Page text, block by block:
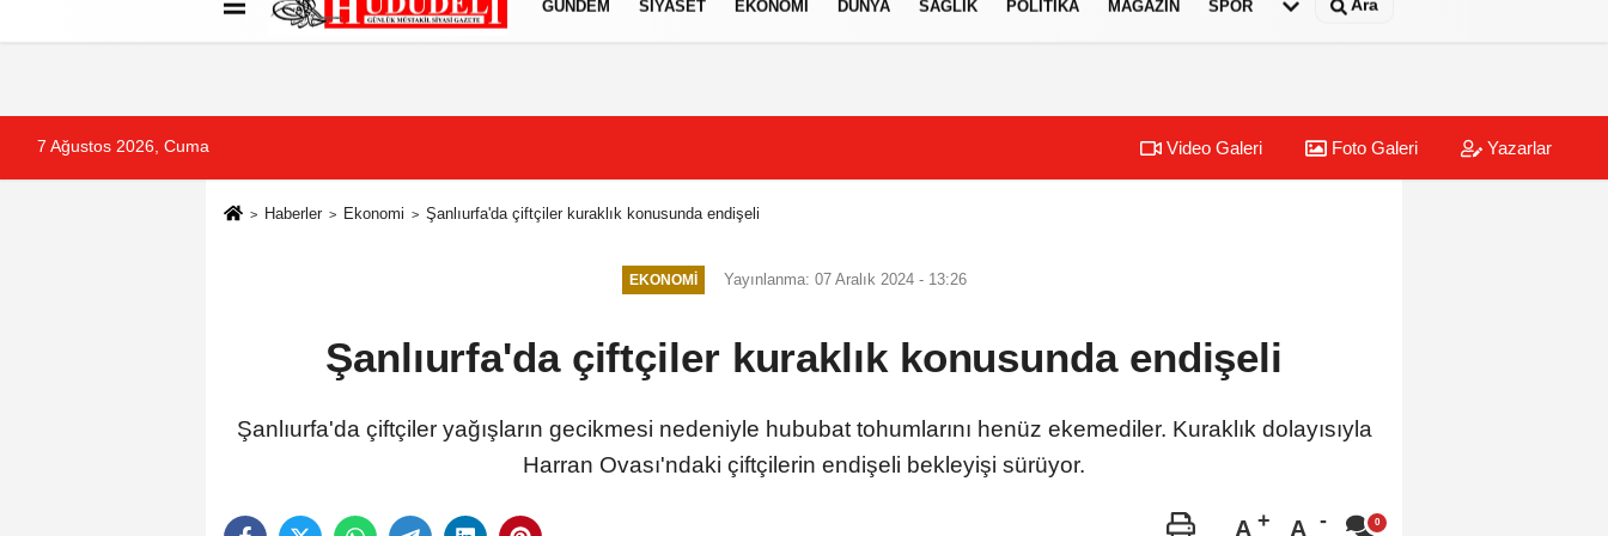
Künye İletişim Çerez Politikası
GÜNDEM SIYASET EKONOMI DÜNYA SAĞLIK POLITIKA MAGAZIN SPOR Ara
7 Ağustos 2026, Cuma Video Galeri Foto Galeri Yazarlar
Haberler Ekonomi Şanlıurfa'da çiftçiler kuraklık konusunda endişeli
EKONOMI Yayınlanma: 07 Aralık 2024 - 13:26
Şanlıurfa'da çiftçiler kuraklık konusunda endişeli
Şanlıurfa'da çiftçiler yağışların gecikmesi nedeniyle hububat tohumlarını henüz ekemediler. Kuraklık dolayısıyla
Harran Ovası'ndaki çiftçilerin endişeli bekleyişi sürüyor.
A A